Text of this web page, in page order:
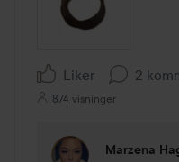
Liker 2
874 visninger
Marzena